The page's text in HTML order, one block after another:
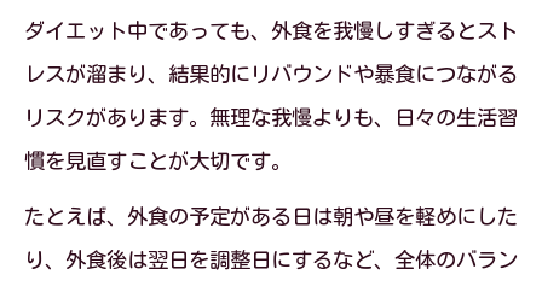
ダイエット中であっても、外食を我慢しすぎるとスト
レスが溜まり、結果的にリバウンドや暴食につながる
リスクがあります。無理な我慢よりも、日々の生活習
慣を見直すことが大切です。
たとえば、外食の予定がある日は朝や昼を軽めにした
り、外食後は翌日を調整日にするなど、全体のバラン